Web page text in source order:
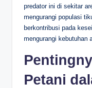
predator ini di sekitar
mengurangi populasi
berkontribusi pada
mengurangi kebutuhan
Petani